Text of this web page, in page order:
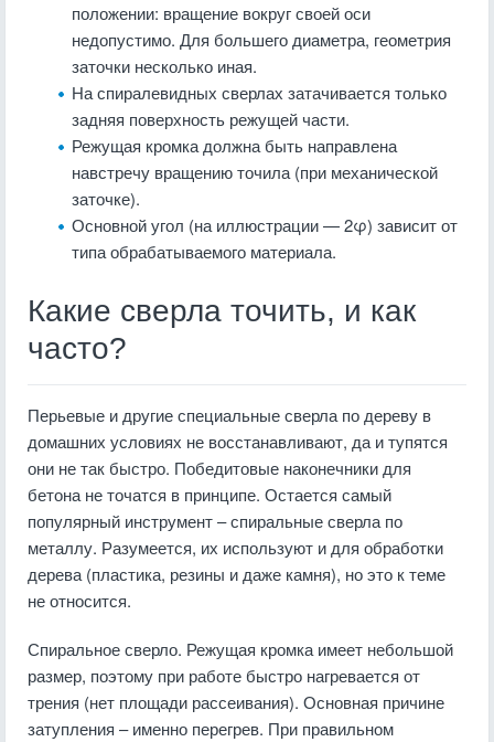
положении: вращение вокруг своей оси
недопустимо. Для большего диаметра, геометрия
заточки несколько иная.
На спиралевидных сверлах затачивается только
задняя поверхность режущей части.
Режущая кромка должна быть направлена
навстречу вращению точила (при механической
заточке).
Основной угол (на иллюстрации — 2φ) зависит от
типа обрабатываемого материала.
Какие сверла точить, и как
часто?
Перьевые и другие специальные сверла по дереву в
домашних условиях не восстанавливают, да и тупятся
они не так быстро. Победитовые наконечники для
бетона не точатся в принципе. Остается самый
популярный инструмент – спиральные сверла по
металлу. Разумеется, их используют и для обработки
дерева (пластика, резины и даже камня), но это к теме
не относится.
Спиральное сверло. Режущая кромка имеет небольшой
размер, поэтому при работе быстро нагревается от
трения (нет площади рассеивания). Основная причине
затупления – именно перегрев. При правильном